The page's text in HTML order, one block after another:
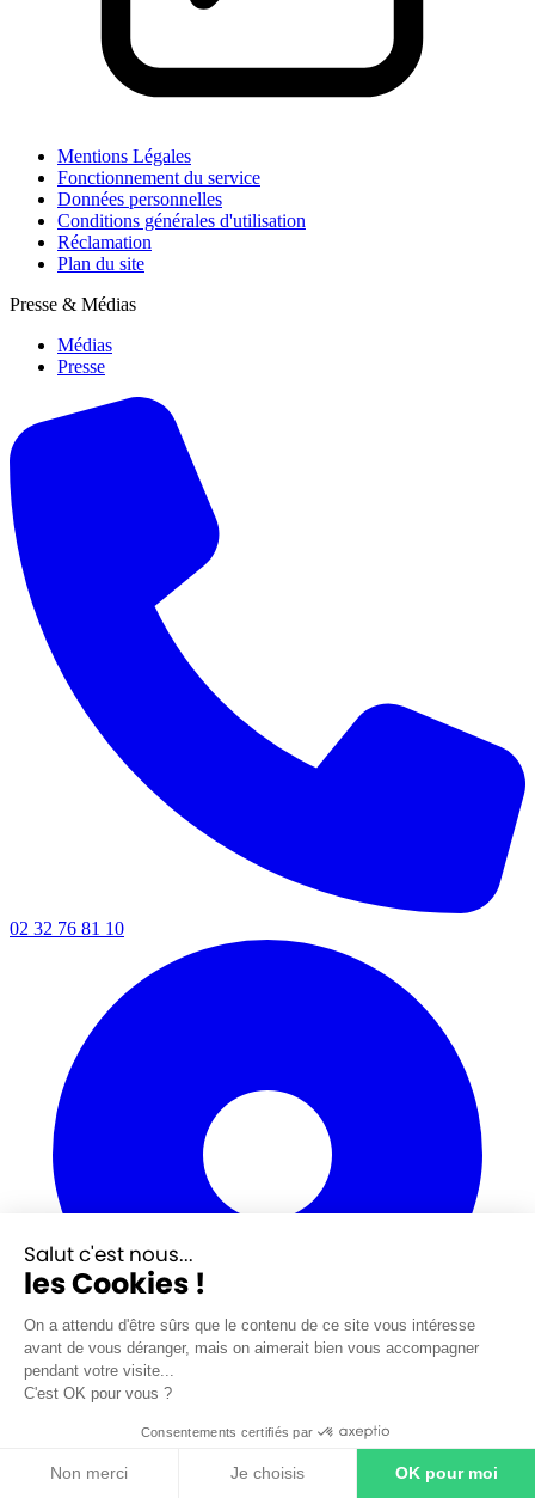
Mentions Légales
Fonctionnement du service
Données personnelles
Conditions générales d'utilisation
Réclamation
Plan du site
Presse & Médias
Médias
Presse
02 32 76 81 10
14 rue Pierre Gilles de Gennes
Salut c'est nous...
les Cookies !
On a attendu d'être sûrs que le contenu de ce site vous intéresse
avant de vous déranger, mais on aimerait bien vous accompagner
pendant votre visite...
C'est OK pour vous ?
Consentements certifiés par
Non merci Je choisis OK pour moi